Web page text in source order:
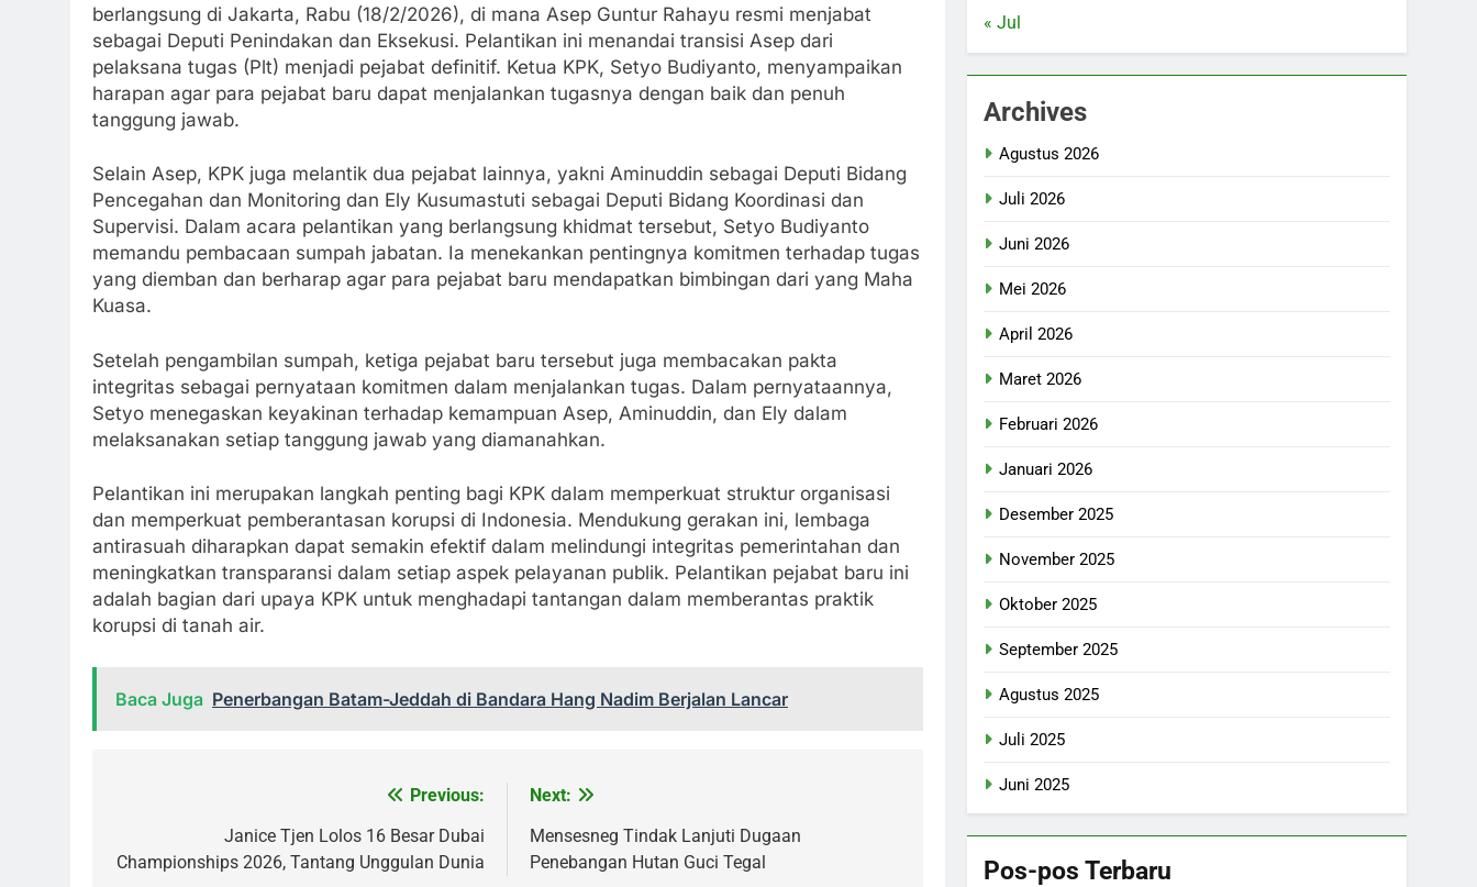
berlangsung di Jakarta, Rabu (18/2/2026), di mana Asep Guntur Rahayu resmi menjabat
sebagai Deputi Penindakan dan Eksekusi. Pelantikan ini menandai transisi Asep dari
pelaksana tugas (Plt) menjadi pejabat definitif. Ketua KPK, Setyo Budiyanto, menyampaikan
harapan agar para pejabat baru dapat menjalankan tugasnya dengan baik dan penuh
tanggung jawab.
Selain Asep, KPK juga melantik dua pejabat lainnya, yakni Aminuddin sebagai Deputi Bidang
Pencegahan dan Monitoring dan Ely Kusumastuti sebagai Deputi Bidang Koordinasi dan
Supervisi. Dalam acara pelantikan yang berlangsung khidmat tersebut, Setyo Budiyanto
memandu pembacaan sumpah jabatan. Ia menekankan pentingnya komitmen terhadap tugas
yang diemban dan berharap agar para pejabat baru mendapatkan bimbingan dari yang Maha
Kuasa.
Setelah pengambilan sumpah, ketiga pejabat baru tersebut juga membacakan pakta
integritas sebagai pernyataan komitmen dalam menjalankan tugas. Dalam pernyataannya,
Setyo menegaskan keyakinan terhadap kemampuan Asep, Aminuddin, dan Ely dalam
melaksanakan setiap tanggung jawab yang diamanahkan.
Pelantikan ini merupakan langkah penting bagi KPK dalam memperkuat struktur organisasi
dan memperkuat pemberantasan korupsi di Indonesia. Mendukung gerakan ini, lembaga
antirasuah diharapkan dapat semakin efektif dalam melindungi integritas pemerintahan dan
meningkatkan transparansi dalam setiap aspek pelayanan publik. Pelantikan pejabat baru ini
adalah bagian dari upaya KPK untuk menghadapi tantangan dalam memberantas praktik
korupsi di tanah air.
Baca Juga Penerbangan Batam-Jeddah di Bandara Hang Nadim Berjalan Lancar
Previous:
Janice Tjen Lolos 16 Besar Dubai
Championships 2026, Tantang Unggulan Dunia
Next:
Mensesneg Tindak Lanjuti Dugaan
Penebangan Hutan Guci Tegal
« Jul
Archives
Agustus 2026
Juli 2026
Juni 2026
Mei 2026
April 2026
Maret 2026
Februari 2026
Januari 2026
Desember 2025
November 2025
Oktober 2025
September 2025
Agustus 2025
Juli 2025
Juni 2025
Pos-pos Terbaru